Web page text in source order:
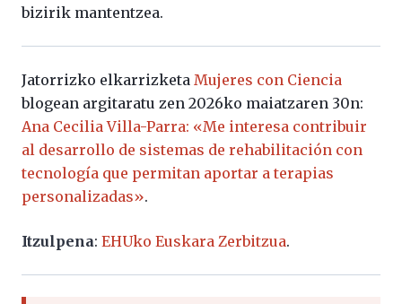
bizirik mantentzea.
Jatorrizko elkarrizketa Mujeres con Ciencia
blogean argitaratu zen 2026ko maiatzaren 30n:
Ana Cecilia Villa-Parra: «Me interesa contribuir
al desarrollo de sistemas de rehabilitación con
tecnología que permitan aportar a terapias
personalizadas».
Itzulpena: EHUko Euskara Zerbitzua.